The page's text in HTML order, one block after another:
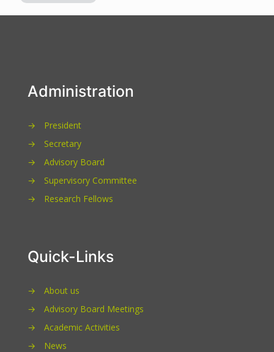
Administration
→
President
→
Secretary
→
Advisory Board
→
Supervisory Committee
→
Research Fellows
Quick-Links
→
About us
→
Advisory Board Meetings
→
Academic Activities
→
News